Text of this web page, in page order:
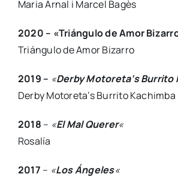
Maria Arnal i Marcel Bagès
2020 – «Triángulo de Amor
Triángulo de Amor Bizarro
2019 – «Derby Motoreta’s Burrito
Derby Motoreta’s Burrito Kachimba
2018 – «El Mal Querer«
Rosalía
2017 – «Los Ángeles«